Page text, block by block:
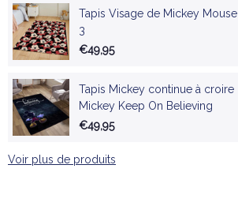
Tapis Visage de Mickey Mouse
3
€49,95
Tapis Mickey continue à croire
Mickey Keep On Believing
€49,95
Voir plus de produits